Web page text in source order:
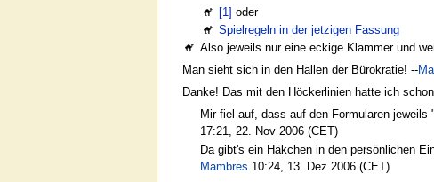
[1] oder
Spielregeln in der jetzigen Fassung
Also jeweils nur eine eckige Klammer und
Man sieht sich in den Hallen der Bürokratie! --
Danke! Das mit den Höckerlinien hatte ich
Mir fiel auf, dass auf den Formularen
17:21, 22. Nov 2006 (CET)
Da gibt's ein Häkchen in den persönlichen
Mambres 10:24, 13. Dez 2006 (CET)